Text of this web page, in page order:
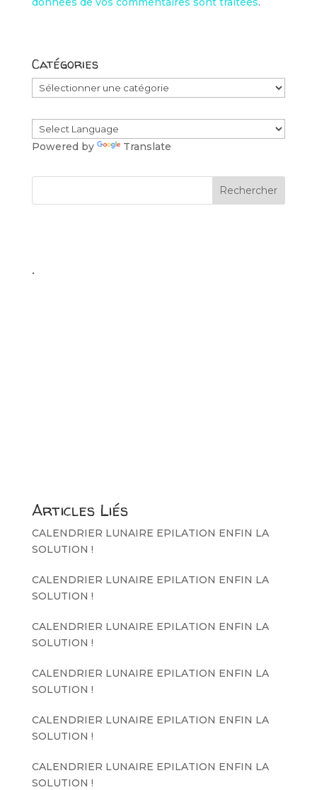
Catégories
Catégories
Powered by Translate
.
Articles Liés
CALENDRIER LUNAIRE EPILATION ENFIN LA
SOLUTION !
CALENDRIER LUNAIRE EPILATION ENFIN LA
SOLUTION !
CALENDRIER LUNAIRE EPILATION ENFIN LA
SOLUTION !
CALENDRIER LUNAIRE EPILATION ENFIN LA
SOLUTION !
CALENDRIER LUNAIRE EPILATION ENFIN LA
SOLUTION !
CALENDRIER LUNAIRE EPILATION ENFIN LA
SOLUTION !